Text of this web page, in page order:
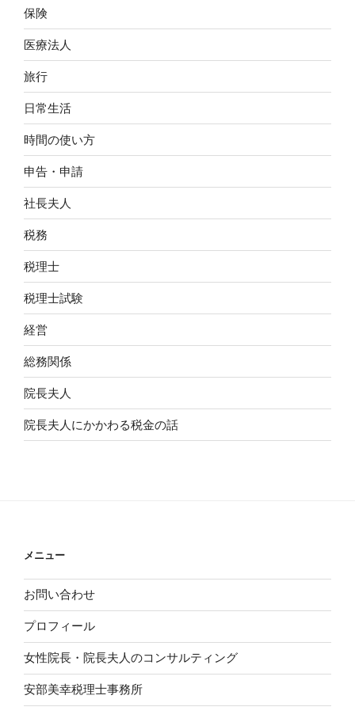
保険
医療法人
旅行
日常生活
時間の使い方
申告・申請
社長夫人
税務
税理士
税理士試験
経営
総務関係
院長夫人
院長夫人にかかわる税金の話
メニュー
お問い合わせ
プロフィール
女性院長・院長夫人のコンサルティング
安部美幸税理士事務所